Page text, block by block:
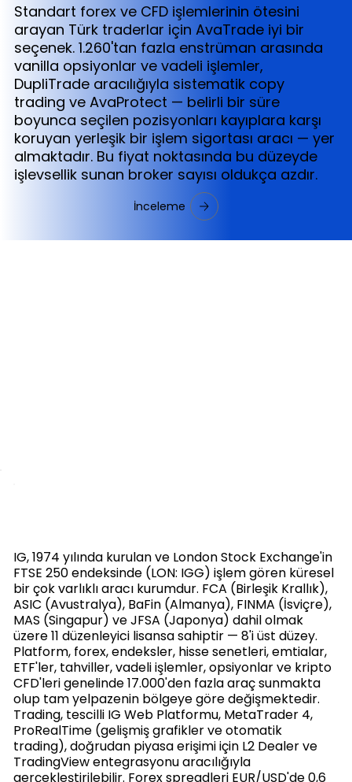
Standart forex ve CFD işlemlerinin ötesini
arayan Türk traderlar için AvaTrade iyi bir
seçenek. 1.260'tan fazla enstrüman arasında
vanilla opsiyonlar ve vadeli işlemler,
DupliTrade aracılığıyla sistematik copy
trading ve AvaProtect — belirli bir süre
boyunca seçilen pozisyonları kayıplara karşı
koruyan yerleşik bir işlem sigortası aracı — yer
almaktadır. Bu fiyat noktasında bu düzeyde
işlevsellik sunan broker sayısı oldukça azdır.
İnceleme
IG, 1974 yılında kurulan ve London Stock Exchange'in
FTSE 250 endeksinde (LON: IGG) işlem gören küresel
bir çok varlıklı aracı kurumdur. FCA (Birleşik Krallık),
ASIC (Avustralya), BaFin (Almanya), FINMA (İsviçre),
MAS (Singapur) ve JFSA (Japonya) dahil olmak
üzere 11 düzenleyici lisansa sahiptir — 8'i üst düzey.
Platform, forex, endeksler, hisse senetleri, emtialar,
ETF'ler, tahviller, vadeli işlemler, opsiyonlar ve kripto
CFD'leri genelinde 17.000'den fazla araç sunmakta
olup tam yelpazenin bölgeye göre değişmektedir.
Trading, tescilli IG Web Platformu, MetaTrader 4,
ProRealTime (gelişmiş grafikler ve otomatik
trading), doğrudan piyasa erişimi için L2 Dealer ve
TradingView entegrasyonu aracılığıyla
gerçekleştirilebilir. Forex spreadleri EUR/USD'de 0,6